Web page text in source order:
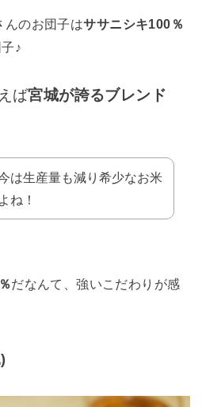
んのお団子はササニシキ100％
♪
ば宮城が誇るブレンド
は生産量も減り希少なお米
ね！
だなんて、強いこだわりが感